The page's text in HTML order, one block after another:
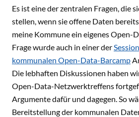
Es ist eine der zentralen Fragen, die
stellen, wenn sie offene Daten
meine Kommune ein eigenes Open-
Frage wurde auch in einer der
kommunalen Open-Data-Barcamp
Die lebhaften Diskussionen haben
Open-Data-Netzwerktreffens
Argumente dafür und dagegen. So
Bereitstellung der kommunalen